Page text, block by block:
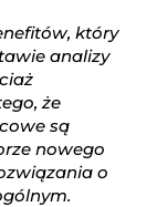
który
analizy
że
są
nowego
o